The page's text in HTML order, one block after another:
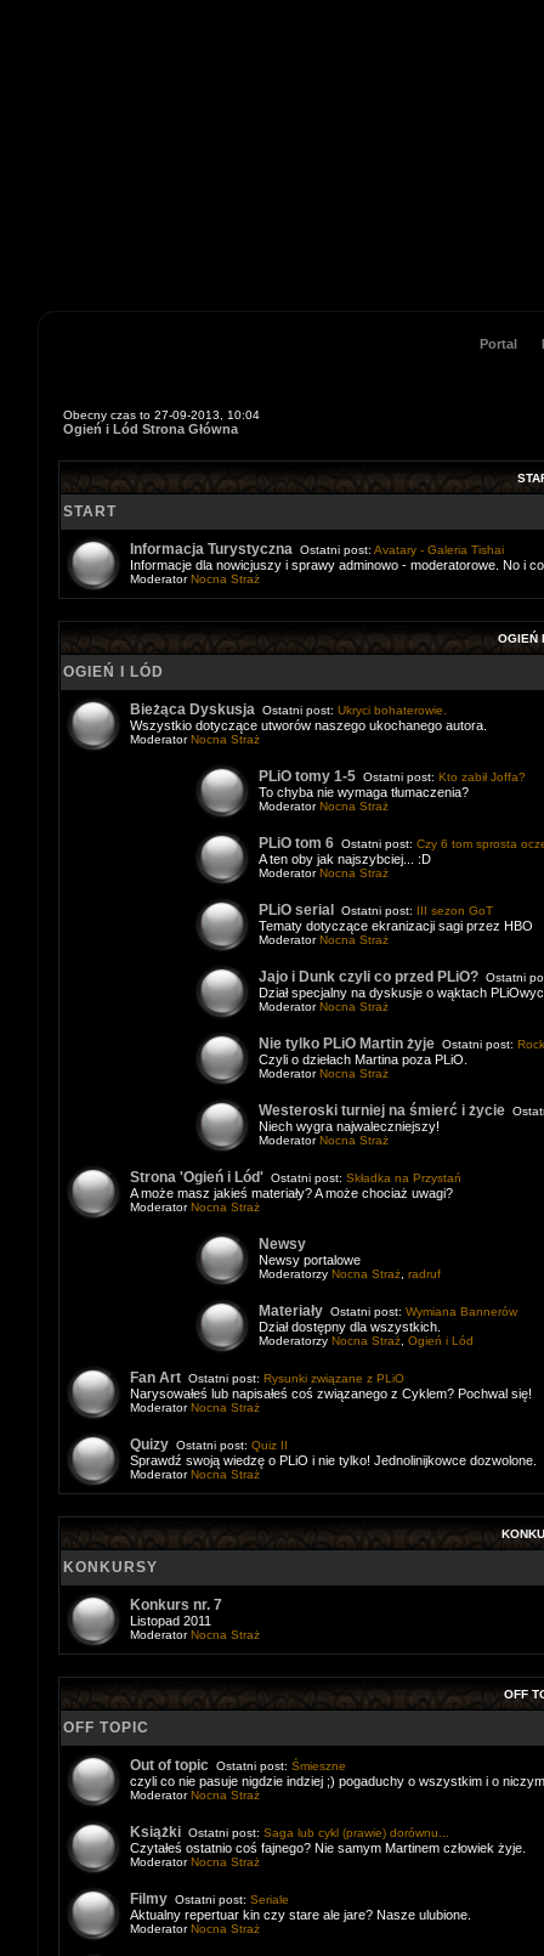
Portal
Obecny czas to 27-09-2013, 10:04
Ogień i Lód Strona Główna
START
Informacja Turystyczna Ostatni post: Avatary - Galeria Tishai
Informacje dla nowicjuszy i sprawy adminowo - moderatorowe. No i
ModeratorNocna Straż
OGIEŃ
OGIEŃ I LÓD
Bieżąca Dyskusja Ostatni post: Ukryci bohaterowie.
Wszystkio dotyczące utworów naszego ukochanego autora.
ModeratorNocna Straż
PLiO tomy 1-5 Ostatni post: Kto zabił Joffa?
To chyba nie wymaga tłumaczenia?
ModeratorNocna Straż
PLiO tom 6 Ostatni post: Czy 6 tom sprosta
A ten oby jak najszybciej... :D
ModeratorNocna Straż
PLiO serial Ostatni post: III sezon GoT
Tematy dotyczące ekranizacji sagi przez HBO
ModeratorNocna Straż
Jajo i Dunk czyli co przed PLiO? Ostatni
Dział specjalny na dyskusje o wąktach
ModeratorNocna Straż
Nie tylko PLiO Martin żyje Ostatni post:
Czyli o dziełach Martina poza PLiO.
ModeratorNocna Straż
Westeroski turniej na śmierć i życie
Niech wygra najwaleczniejszy!
ModeratorNocna Straż
Strona 'Ogień i Lód' Ostatni post: Składka na Przystań
A może masz jakieś materiały? A może chociaż uwagi?
ModeratorNocna Straż
Newsy
Newsy portalowe
Moderatorzy Nocna Straż radruf
Materiały Ostatni post: Wymiana Bannerów
Dział dostępny dla wszystkich.
Moderatorzy Nocna Straż Ogień i Lód
Fan Art Ostatni post: Rysunki związane z PLiO
Narysowałeś lub napisałeś coś związanego z Cyklem? Pochwal się!
ModeratorNocna Straż
Quizy Ostatni post: Quiz II
Sprawdź swoją wiedzę o PLiO i nie tylko! Jednolinijkowce dozwolone.
ModeratorNocna Straż
KONKURSY
Konkurs nr. 7
Listopad 2011
ModeratorNocna Straż
OFF
OFF TOPIC
Out of topic Ostatni post: Śmieszne
czyli co nie pasuje nigdzie indziej ;) pogaduchy o wszystkim i o
ModeratorNocna Straż
Książki Ostatni post: Saga lub cykl (prawie) dorównu...
Czytałeś ostatnio coś fajnego? Nie samym Martinem człowiek żyje.
ModeratorNocna Straż
Filmy Ostatni post: Seriale
Aktualny repertuar kin czy stare ale jare? Nasze ulubione.
ModeratorNocna Straż